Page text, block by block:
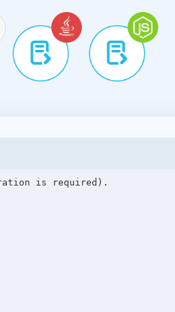
is required).